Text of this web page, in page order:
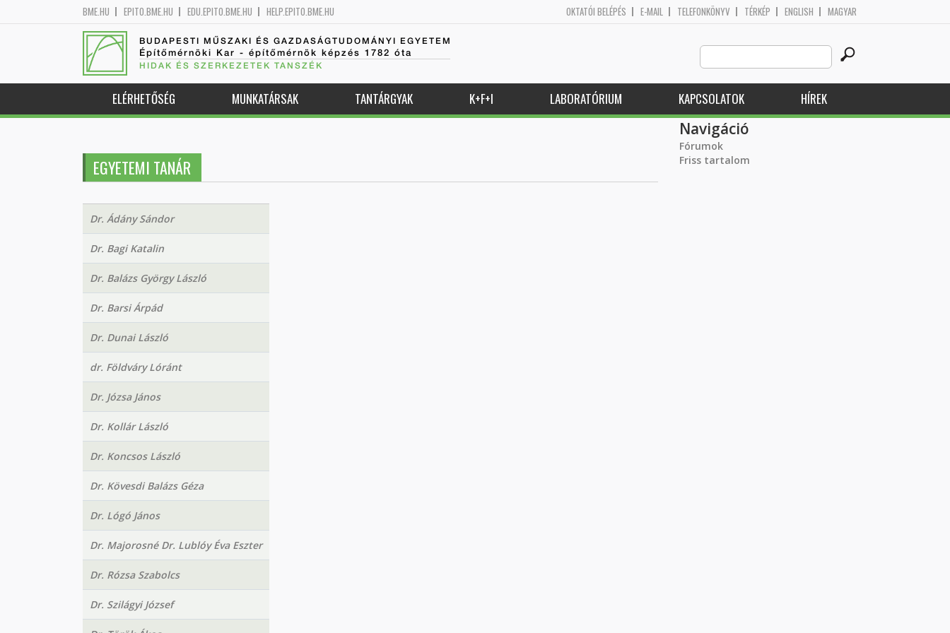
BME.HU EPITO.BME.HU EDU.EPITO.BME.HU HELP.EPITO.BME.HU OKTATÓI BELÉPÉS E-MAIL TELEFONKÖNYV TÉRKÉP ENGLISH MAGYAR
BUDAPESTI MŰSZAKI ÉS GAZDASÁGTUDOMÁNYI EGYETEM
Építőmérnöki Kar - építőmérnök képzés 1782 óta
HIDAK ÉS SZERKEZETEK TANSZÉK
Search
this
site
ELÉRHETŐSÉG MUNKATÁRSAK TANTÁRGYAK K+F+I LABORATÓRIUM KAPCSOLATOK HÍREK
EGYETEMI TANÁR
Dr. Ádány Sándor
Dr. Bagi Katalin
Dr. Balázs György László
Dr. Barsi Árpád
Dr. Dunai László
dr. Földváry Lóránt
Dr. Józsa János
Dr. Kollár László
Dr. Koncsos László
Dr. Kövesdi Balázs Géza
Dr. Lógó János
Dr. Majorosné Dr. Lublóy Éva Eszter
Dr. Rózsa Szabolcs
Dr. Szilágyi József
Navigáció
Fórumok
Friss tartalom